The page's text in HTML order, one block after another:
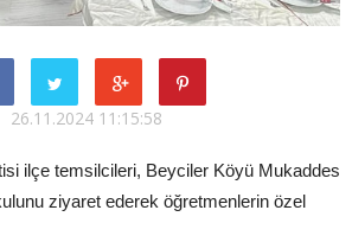
26.11.2024 11:15:58
ilçe temsilcileri, Beyciler Köyü Mukaddes
ziyaret ederek öğretmenlerin özel